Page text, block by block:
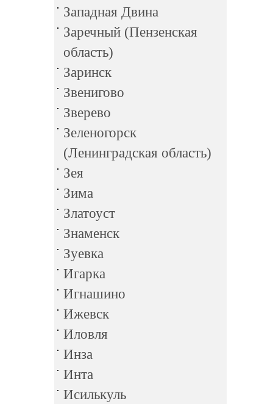
Западная Двина
Заречный (Пензенская
область)
Заринск
Звенигово
Зверево
Зеленогорск
(Ленинградская область)
Зея
Зима
Златоуст
Знаменск
Зуевка
Игарка
Игнашино
Ижевск
Иловля
Инза
Инта
Исилькуль